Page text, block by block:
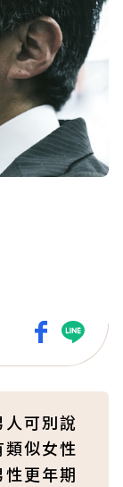
人可別說
似女性
更年期